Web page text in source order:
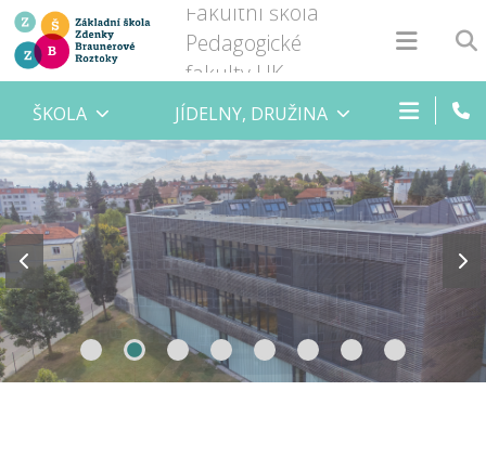
Fakultní škola
Pedagogické
fakulty UK
ŠKOLA JÍDELNY, DRUŽINA